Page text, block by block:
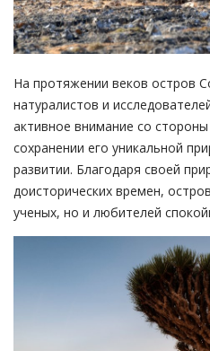
На протяжении веков остров
натуралистов и
активное внимание со
сохранении его уникальной
развитии. Благодаря своей
доисторических времен,
ученых, но и любителей